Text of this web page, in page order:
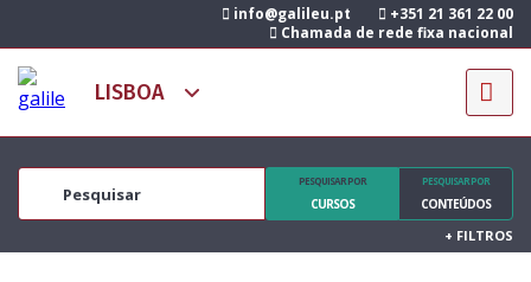
info@galileu.pt
+351 21 361 22 00
Chamada de rede fixa nacional
PESQUISAR POR
CURSOS
PESQUISAR POR
CONTEÚDOS
+ FILTROS